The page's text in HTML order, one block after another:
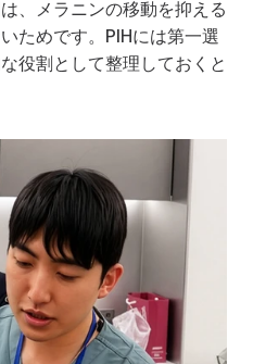
、メラニンの移動を抑える
ためです。PIHには第一選
役割として整理しておくと